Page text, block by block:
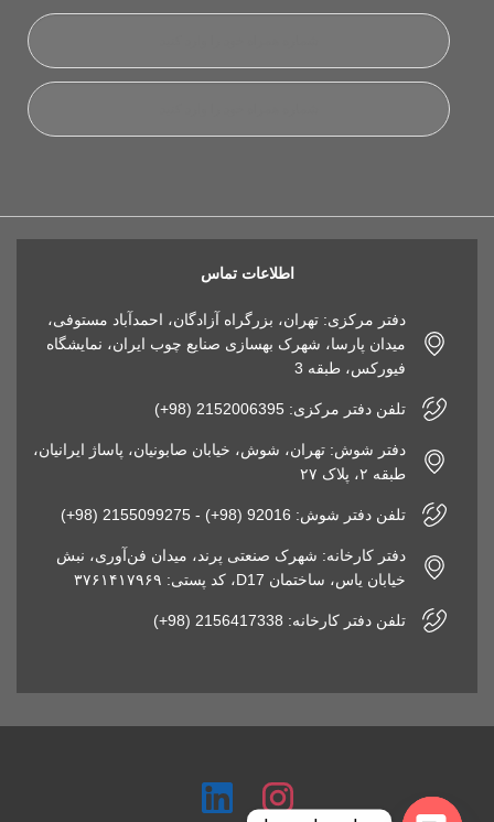
اطلاعات تماس
دفتر مرکزی: تهران، بزرگراه آزادگان، احمدآباد مستوفی،
میدان پارسا، شهرک بهسازی صنایع چوب ایران، نمایشگاه
فیورکس، طبقه 3
تلفن دفتر مرکزی: 2152006395 (98+)
دفتر شوش: تهران، شوش، خیابان صابونیان، پاساژ ایرانیان،
طبقه ۲، پلاک ۲۷
تلفن دفتر شوش: 92016 (98+) - 2155099275 (98+)
دفتر کارخانه: شهرک صنعتی پرند، میدان فن‌آوری، نبش
خیابان یاس، ساختمان D17، کد پستی: ۳۷۶۱۴۱۷۹۶۹
تلفن دفتر کارخانه: 2156417338 (98+)